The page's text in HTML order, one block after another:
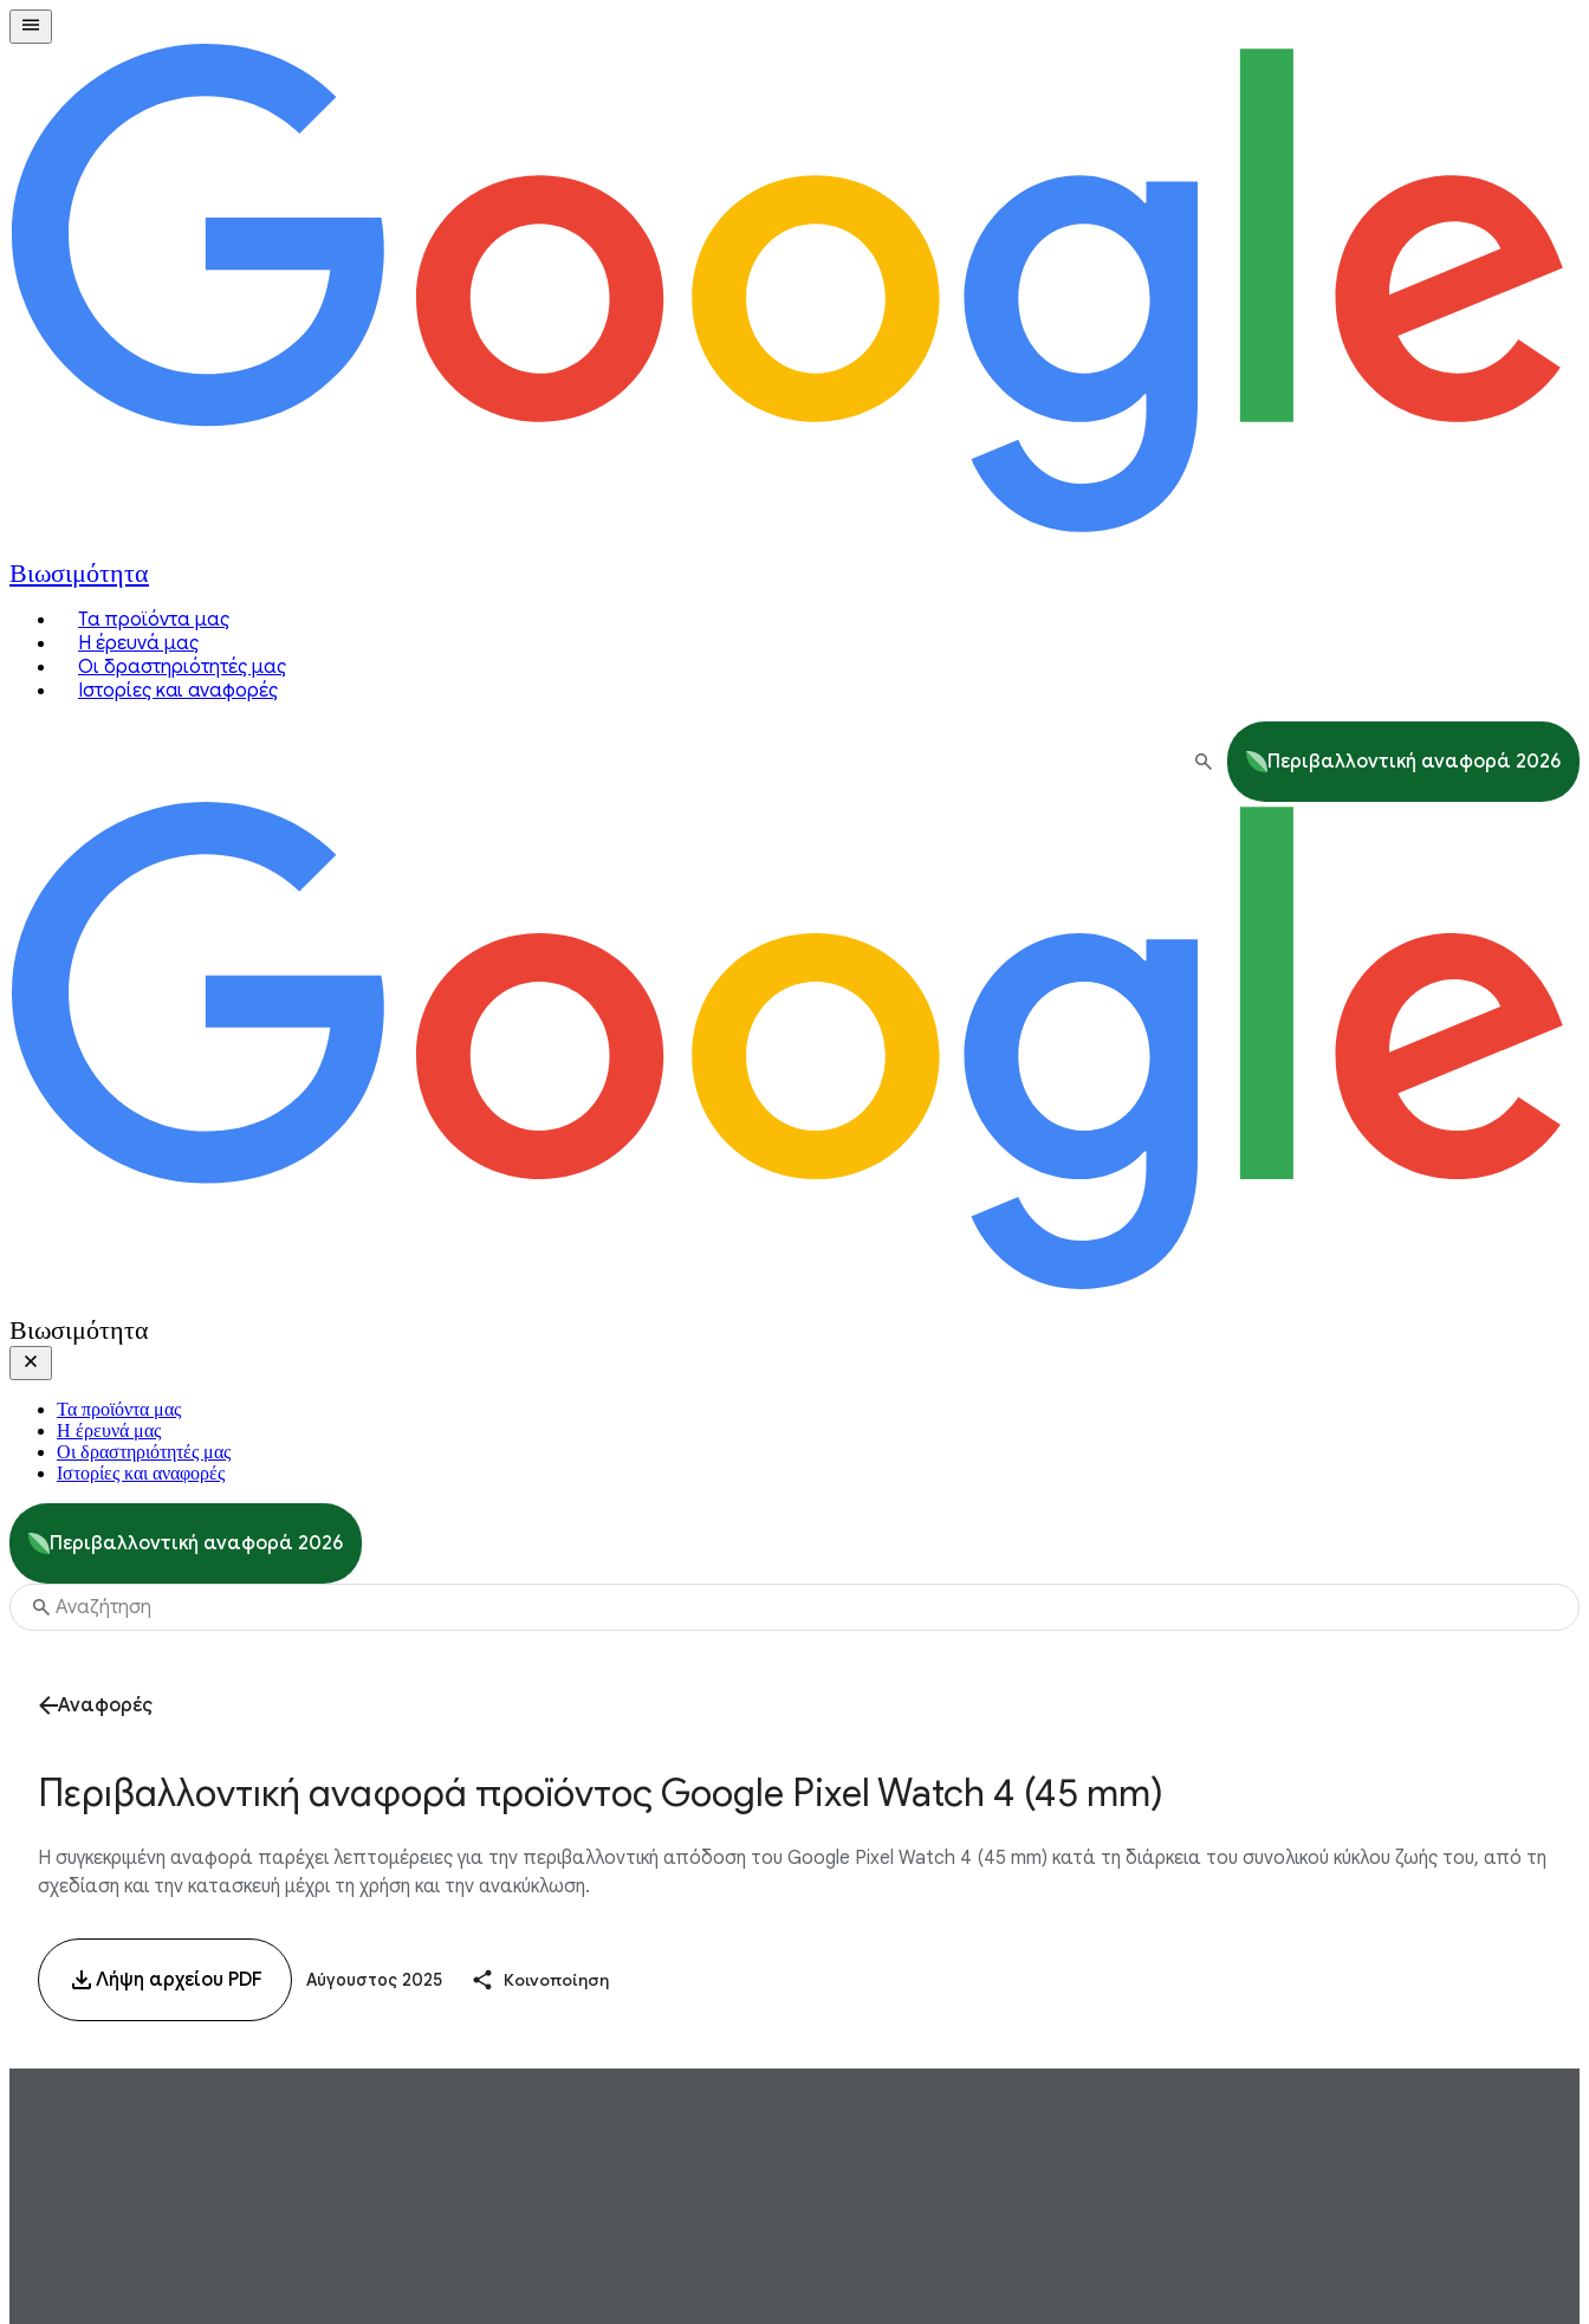
Βιωσιμότητα
Τα προϊόντα μας
Η έρευνά μας
Οι δραστηριότητές μας
Ιστορίες και αναφορές
Περιβαλλοντική αναφορά 2026
Βιωσιμότητα
Τα προϊόντα μας
Η έρευνά μας
Οι δραστηριότητές μας
Ιστορίες και αναφορές
Περιβαλλοντική αναφορά 2026
Αναφορές
Περιβαλλοντική αναφορά προϊόντος Google Pixel Watch 4 (45 mm)
Η συγκεκριμένη αναφορά παρέχει λεπτομέρειες για την περιβαλλοντική απόδοση του Google Pixel Watch 4 (45 mm) κατά τη διάρκεια του συνολικού κύκλου ζωής του, από τη
σχεδίαση και την κατασκευή μέχρι τη χρήση και την ανακύκλωση.
Λήψη αρχείου PDF Αύγουστος 2025 Κοινοποίηση